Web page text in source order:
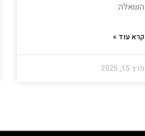
השאלה:
קרא עוד »
מרץ 15, 2025